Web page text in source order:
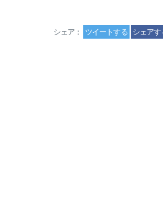
シェア： ツイートする シェアす